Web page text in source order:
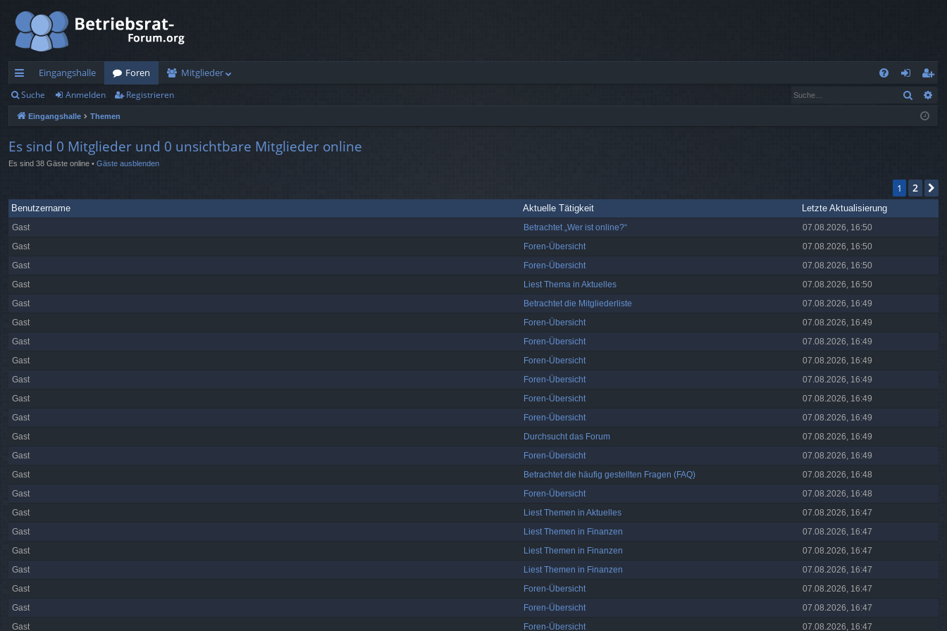
ch
ne
llz
ug
f
Eingangshalle Foren
Mitglieder
n
eg
ist
n
Suche Anmelden Registrieren Suche
Eingangshalle Themen
Es sind 0 Mitglieder und 0 unsichtbare Mitglieder online
Es sind 38 Gäste online • Gäste ausblenden
1 2
Benutzername Aktuelle Tätigkeit Letzte Aktualisierung
Gast Betrachtet „Wer ist online?“
07.08.2026, 16:50
Gast
Foren-Übersicht
07.08.2026, 16:50
Gast
Foren-Übersicht
07.08.2026, 16:50
Gast
Liest Thema in Aktuelles
07.08.2026, 16:50
Gast
Betrachtet die Mitgliederliste
07.08.2026, 16:49
Gast
Foren-Übersicht
07.08.2026, 16:49
Gast
Foren-Übersicht
07.08.2026, 16:49
Gast
Foren-Übersicht
07.08.2026, 16:49
Gast
Foren-Übersicht
07.08.2026, 16:49
Gast
Foren-Übersicht
07.08.2026, 16:49
Gast
Foren-Übersicht
07.08.2026, 16:49
Gast
Durchsucht das Forum
07.08.2026, 16:49
Gast
Foren-Übersicht
07.08.2026, 16:49
Gast
Betrachtet die häufig gestellten Fragen (FAQ)
07.08.2026, 16:48
Gast
Foren-Übersicht
07.08.2026, 16:48
Gast
Liest Themen in Aktuelles
07.08.2026, 16:47
Gast
Liest Themen in Finanzen
07.08.2026, 16:47
Gast
Liest Themen in Finanzen
07.08.2026, 16:47
Gast
Liest Themen in Finanzen
07.08.2026, 16:47
Gast
Foren-Übersicht
07.08.2026, 16:47
Gast
Foren-Übersicht
07.08.2026, 16:47
Gast
Foren-Übersicht 07.08.2026, 16:47